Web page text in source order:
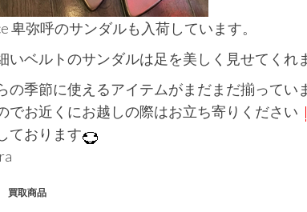
卑弥呼のサンダルも入荷しています。
いベルトのサンダルは足を美しく見せてくれ
の季節に使えるアイテムがまだまだ揃ってい
でお近くにお越しの際はお立ち寄りください
ております
買取商品